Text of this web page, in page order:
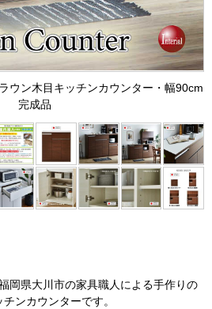
ウン木目キッチンカウンター・幅90cm
完成品
岡県大川市の家具職人による手作りの
ンカウンターです。